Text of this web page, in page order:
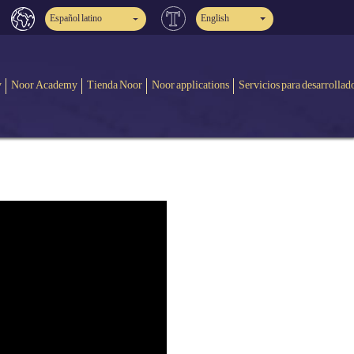
Español latino English
Noor Academy Tienda Noor Noor applications Servicios para